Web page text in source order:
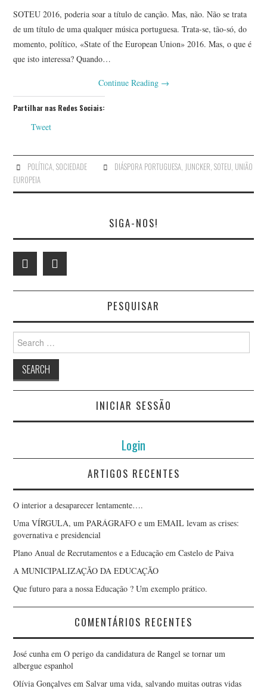
ARTUR OSÓRIO ARAÚJO
BRUNO COSTA CARVALHO
CYNTHIA VALENTE
ELVIRA CARÇÃO-DE-
GÁLIO
FERNANDO FIGUEIREDO
FRANCISCO CLAUDINO
HÉLDER SANTOS
HUGO DIAS
JOÃO MONTEIRO LIMA
JOÃO RAMOS
JOAQUIM AMÂNDIO
SANTOS
JOAQUIM PAULO
NOGUEIRA
JORGE ANTÔNIO
JORGE MADUREIRA
SOTEU 2016, poderia soar a título de canção. Mas, não. Não se trata
de um título de uma qualquer música portuguesa. Trata-se, tão-só, do
momento, político, «State of the European Union» 2016. Mas, o que é
que isto interessa? Quando…
Continue Reading →
Partilhar nas Redes Sociais:
Tweet
POLÍTICA, SOCIEDADE DIÁSPORA PORTUGUESA, JUNCKER, SOTEU, UNIÃO
EUROPEIA
SIGA-NOS!
PESQUISAR
Search
for:
INICIAR SESSÃO
Login
ARTIGOS RECENTES
O interior a desaparecer lentamente….
Uma VÍRGULA, um PARÁGRAFO e um EMAIL levam as crises:
governativa e presidencial
Plano Anual de Recrutamentos e a Educação em Castelo de Paiva
A MUNICIPALIZAÇÃO DA EDUCAÇÃO
Que futuro para a nossa Educação ? Um exemplo prático.
COMENTÁRIOS RECENTES
José cunha emO perigo da candidatura de Rangel se tornar um
albergue espanhol
Olívia Gonçalves emSalvar uma vida, salvando muitas outras vidas